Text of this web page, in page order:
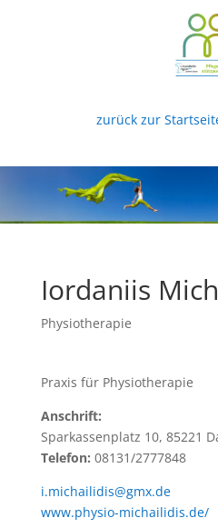
zurück zur
Iordaniis
Physiotherapie
Praxis für Physiotherapie
Anschrift:
Sparkassenplatz 10, 85221
Telefon: 08131/2777848
i.michailidis@gmx.de
www.physio-michailidis.de/